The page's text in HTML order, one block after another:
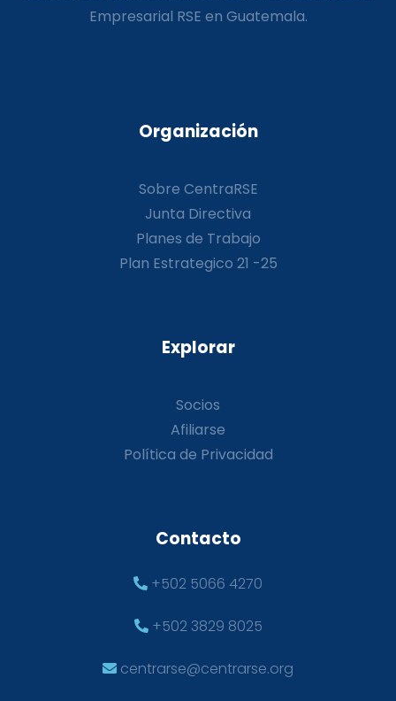
Empresarial RSE en Guatemala.
Organización
Sobre CentraRSE
Junta Directiva
Planes de Trabajo
Plan Estrategico 21 -25
Explorar
Socios
Afiliarse
Política de Privacidad
Contacto
+502 5066 4270
+502 3829 8025
centrarse@centrarse.org